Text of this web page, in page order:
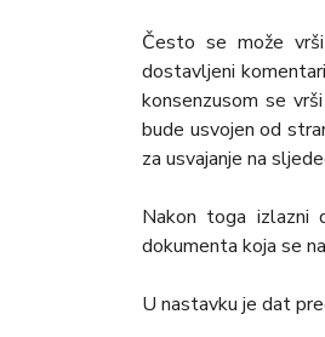
Često se može
dostavljeni
konsenzusom se
bude usvojen od
za usvajanje na
Nakon toga izlazni
dokumenta koja se
U nastavku je dat